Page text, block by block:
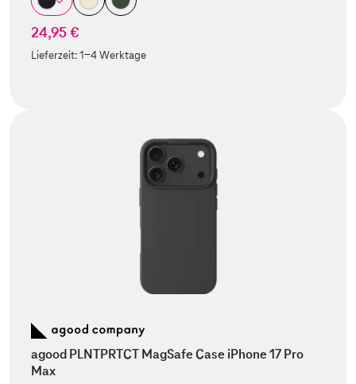
24,95 €
Lieferzeit:1-4 Werktage
agood PLNTPRTCT MagSafe Case iPhone 17 Pro
Max